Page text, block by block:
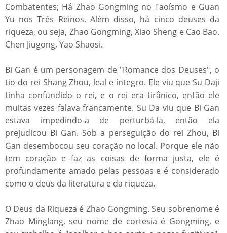
Combatentes; Há Zhao Gongming no Taoísmo e Guan
Yu nos Três Reinos. Além disso, há cinco deuses da
riqueza, ou seja, Zhao Gongming, Xiao Sheng e Cao Bao.
Chen Jiugong, Yao Shaosi.
Bi Gan é um personagem de "Romance dos Deuses", o
tio do rei Shang Zhou, leal e íntegro. Ele viu que Su Daji
tinha confundido o rei, e o rei era tirânico, então ele
muitas vezes falava francamente. Su Da viu que Bi Gan
estava impedindo-a de perturbá-la, então ela
prejudicou Bi Gan. Sob a perseguição do rei Zhou, Bi
Gan desembocou seu coração no local. Porque ele não
tem coração e faz as coisas de forma justa, ele é
profundamente amado pelas pessoas e é considerado
como o deus da literatura e da riqueza.
O Deus da Riqueza é Zhao Gongming. Seu sobrenome é
Zhao Minglang, seu nome de cortesia é Gongming, e